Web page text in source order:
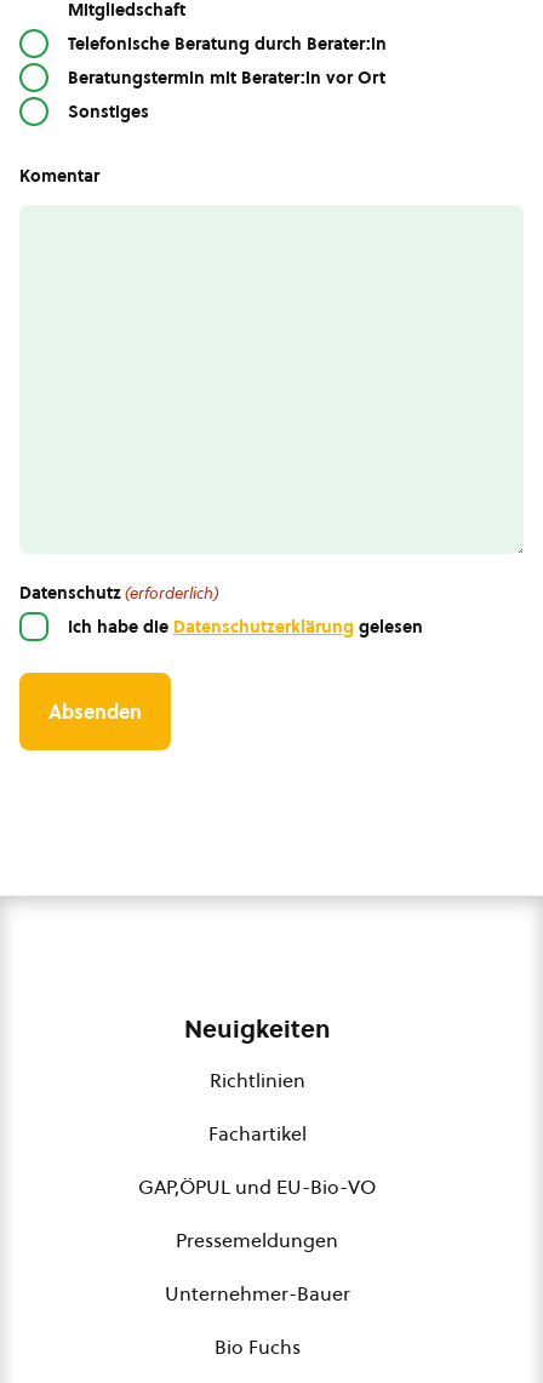
Mitgliedschaft
Telefonische Beratung durch Berater:in
Beratungstermin mit Berater:in vor Ort
Sonstiges
Komentar
Datenschutz(erforderlich)
Ich habe die Datenschutzerklärung gelesen
Neuigkeiten
Richtlinien
Fachartikel
GAP,ÖPUL und EU-Bio-VO
Pressemeldungen
Unternehmer-Bauer
Bio Fuchs